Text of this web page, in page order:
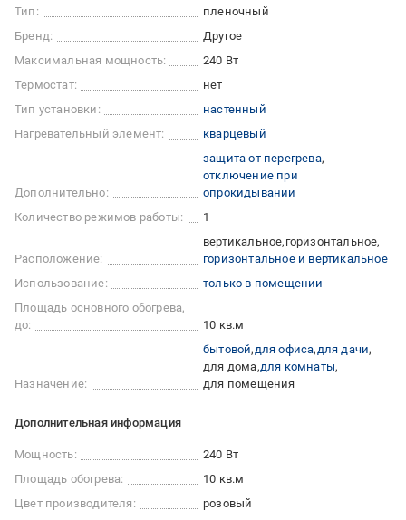
Тип:
пленочный
Бренд:
Другое
Максимальная мощность:
240 Вт
Термостат:
нет
Тип установки:
настенный
Нагревательный элемент:
кварцевый
Дополнительно:
защита от перегрева
отключение при
опрокидывании
Количество режимов работы:
1
Расположение:
вертикальное горизонтальное
горизонтальное и вертикальное
Использование:
только в помещении
Площадь основного обогрева,
до:
10 кв.м
Назначение:
бытовой для офиса для дачи
для дома для комнаты
для помещения
Дополнительная информация
Мощность:
240 Вт
Площадь обогрева:
10 кв.м
Цвет производителя:
розовый